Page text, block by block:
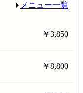
メニュー一覧
￥3,850
￥8,800